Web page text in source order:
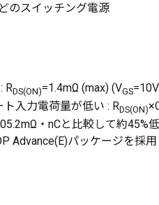
のスイッチング電源
RDS(ON)=1.4mΩ (max) (VGS
入力電荷量が低い : RDS(ON)
・nCと比較して約45%
Advance(E)パッケージを採用